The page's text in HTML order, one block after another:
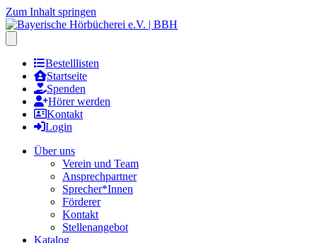
Zum Inhalt springen
Bestelllisten
Startseite
Spenden
Hörer werden
Kontakt
Login
Über uns
Verein und Team
Ansprechpartner
Sprecher*Innen
Förderer
Kontakt
Stellenangebot
Katalog